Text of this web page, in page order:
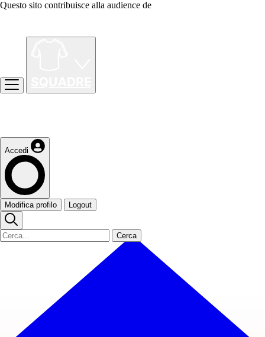
Questo sito contribuisce alla audience de
Accedi
Modifica profilo Logout
Cerca